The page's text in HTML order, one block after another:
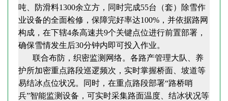
吨、防滑料1300余立方，同时完成55台（套）除雪作
业设备的全面检修，保障完好率达100%，并依据路网
构成，在下辖4条高速共9个关键点位进行前置部署，
确保雪情发生后30分钟内即可投入作业。
联合布防，织密监测网络。各路产管理大队、养
护所加密重点路段巡逻频次，实时掌握桥面、坡道等
易结冰点位状况。同时，在重点路段部署“路桥哨
兵”智能监测设备，可实时采集路面温度、结冰状况等